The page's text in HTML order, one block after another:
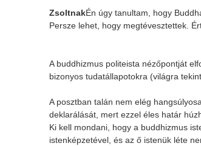
ZsoltnakÉn úgy tanultam, hogy
Persze lehet, hogy megtévesztettek.
A buddhizmus politeista nézőpontját
bizonyos tudatállapotokra (világra
A posztban talán nem elég
deklarálását, mert ezzel éles határ
Ki kell mondani, hogy a buddhizmus
istenképzetével, és az ő istenük léte